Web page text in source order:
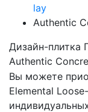
lay
Authentic
Дизайн-плитка
Authentic
Вы можете
Elemental